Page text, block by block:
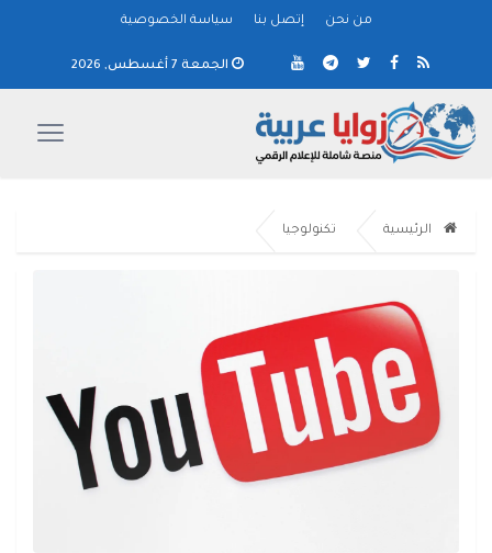
من نحن إتصل بنا سياسة الخصوصية
الجمعة 7 أغسطس, 2026
الرئيسية تكنولوجيا